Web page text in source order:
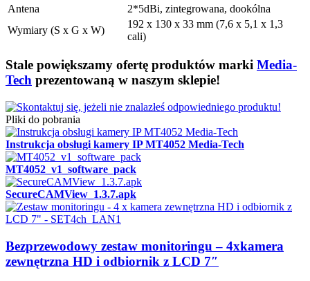
Antena
2*5dBi, zintegrowana, dookólna
Wymiary (S x G x W)
192 x 130 x 33 mm (7,6 x 5,1 x 1,3
cali)
Stale powiększamy ofertę produktów marki Media-
Tech prezentowaną w naszym sklepie!
Pliki do pobrania
Instrukcja obsługi kamery IP MT4052 Media-Tech
MT4052_v1_software_pack
SecureCAMView_1.3.7.apk
Bezprzewodowy zestaw monitoringu – 4xkamera
zewnętrzna HD i odbiornik z LCD 7″